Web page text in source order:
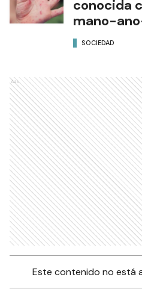
conocida
mano-
SOCIEDAD
Ads
Este contenido no está